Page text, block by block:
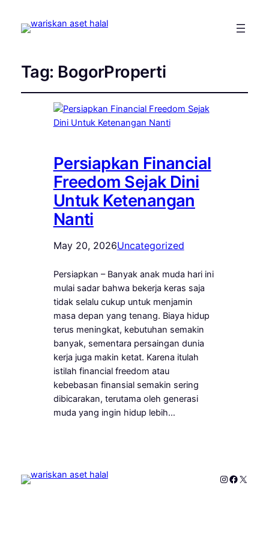
Tag: BogorProperti
Persiapkan Financial
Freedom Sejak Dini
Untuk Ketenangan
Nanti
May 20, 2026Uncategorized
Persiapkan – Banyak anak muda hari ini
mulai sadar bahwa bekerja keras saja
tidak selalu cukup untuk menjamin
masa depan yang tenang. Biaya hidup
terus meningkat, kebutuhan semakin
banyak, sementara persaingan dunia
kerja juga makin ketat. Karena itulah
istilah financial freedom atau
kebebasan finansial semakin sering
dibicarakan, terutama oleh generasi
muda yang ingin hidup lebih…
Instagram
X